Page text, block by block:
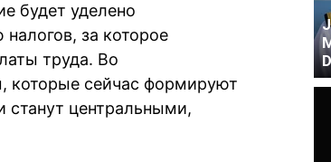
будет уделено
за которое
труда. Во
которые сейчас формируют
центральными,